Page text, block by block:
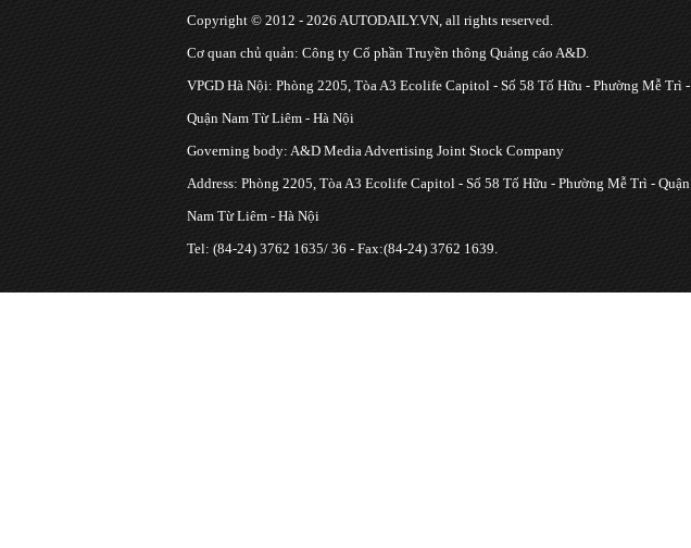
Copyright © 2012 - 2026 AUTODAILY.VN, all rights reserved.
Cơ quan chủ quản: Công ty Cổ phần Truyền thông Quảng cáo A&D.
VPGD Hà Nội: Phòng 2205, Tòa A3 Ecolife Capitol - Số 58 Tố Hữu - Phường Mễ Trì -
Quận Nam Từ Liêm - Hà Nội
Governing body: A&D Media Advertising Joint Stock Company
Address: Phòng 2205, Tòa A3 Ecolife Capitol - Số 58 Tố Hữu - Phường Mễ Trì - Quận
Nam Từ Liêm - Hà Nội
Tel: (84-24) 3762 1635/ 36 - Fax:(84-24) 3762 1639.